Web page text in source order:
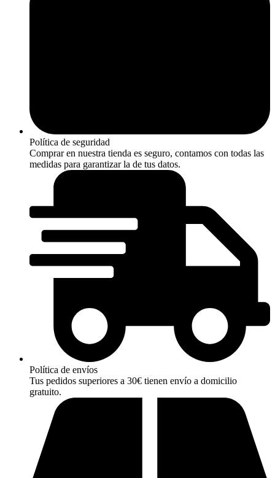
Política de seguridad
Comprar en nuestra tienda es seguro, contamos con todas las
medidas para garantizar la de tus datos.
Política de envíos
Tus pedidos superiores a 30€ tienen envío a domicilio
gratuito.